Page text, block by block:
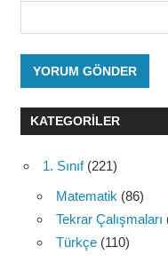
KATEGORILER
1. Sınıf(221)
Matematik (86)
Tekrar Çalışmaları
Türkçe (110)